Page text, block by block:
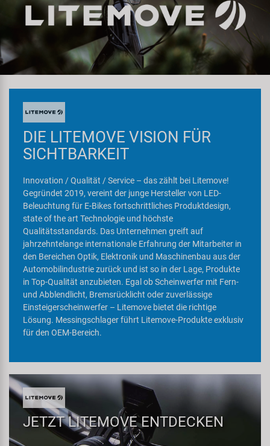
Pedale
Rahmen
Reifen
Sattelstützen
Schaltung
Schläuche
Steuersätze
Sättel
Klingeln
Pumpen
Rollentrainer
Schlösser
Schutzbleche & Rahmenschutz
Spiegel
Taschen & Körbe
Transport & Abstellen
Spezialwerkzeug
Universalwerkzeug und Kleinteile
Kenda
KMC
KUJO
Litemove
M-Wave
MOCA
Moon
Novatec
Samox
Smart
Super B
Trail-Gator
Velo
DIE LITEMOVE VISION FÜR
SICHTBARKEIT
Innovation / Qualität / Service – das zählt bei Litemove!
Gegründet 2019, vereint der junge Hersteller von LED-
Beleuchtung für E-Bikes fortschrittliches Produktdesign,
state of the art Technologie und höchste
Qualitätsstandards. Das Unternehmen greift auf
jahrzehntelange internationale Erfahrung der Mitarbeiter in
den Bereichen Optik, Elektronik und Maschinenbau aus der
Automobilindustrie zurück und ist so in der Lage, Produkte
in Top-Qualität anzubieten. Egal ob Scheinwerfer mit Fern-
und Abblendlicht, Bremsrücklicht oder zuverlässige
Einsteigerscheinwerfer – Litemove bietet die richtige
Lösung. Messingschlager führt Litemove-Produkte exklusiv
für den OEM-Bereich.
JETZT LITEMOVE ENTDECKEN